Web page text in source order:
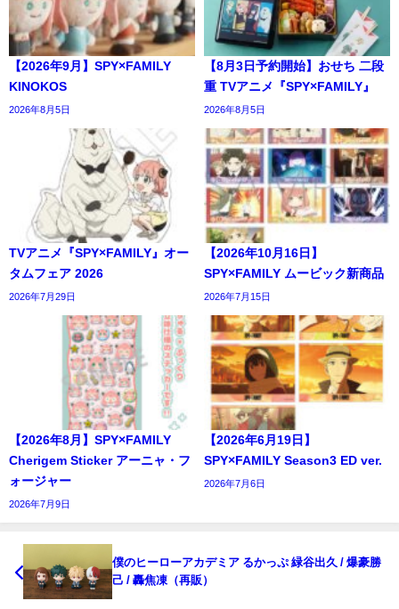
【2026年9月】SPY×FAMILY
KINOKOS
2026年8月5日
【8月3日予約開始】おせち 二段
重 TVアニメ『SPY×FAMILY』
2026年8月5日
TVアニメ『SPY×FAMILY』オー
タムフェア 2026
2026年7月29日
【2026年10月16日】
SPY×FAMILY ムービック新商品
2026年7月15日
【2026年8月】SPY×FAMILY
Cherigem Sticker アーニャ・フ
ォージャー
2026年7月9日
【2026年6月19日】
SPY×FAMILY Season3 ED ver.
2026年7月6日
僕のヒーローアカデミア るかっぷ 緑谷出久 / 爆豪勝
己 / 轟焦凍（再販）